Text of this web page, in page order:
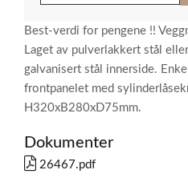
Best-verdi for pengene !!
Laget av pulverlakkert stål
galvanisert stål innerside.
frontpanelet med
H320xB280xD75mm.
Dokumenter
26467.pdf